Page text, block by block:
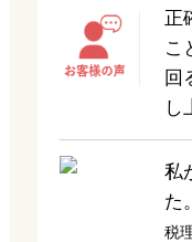
正
こ
回
し
私
た。
税